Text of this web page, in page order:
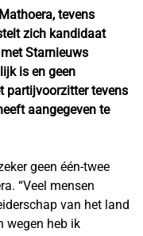
tevens
zich kandidaat
Starnieuws
is en geen
partijvoorzitter tevens
aangegeven te
geen één-twee
“Veel mensen
van het land
wegen heb ik